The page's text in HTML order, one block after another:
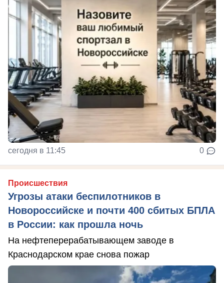
сегодня в 11:45 0
Происшествия
Угрозы атаки беспилотников в
Новороссийске и почти 400 сбитых БПЛА
в России: как прошла ночь
На нефтеперерабатывающем заводе в
Краснодарском крае снова пожар